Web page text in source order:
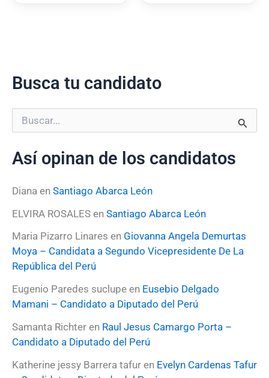
Busca tu candidato
u
c
p
r
:
Así opinan de los candidatos
Diana en Santiago Abarca León
ELVIRA ROSALES en Santiago Abarca León
Maria Pizarro Linares en Giovanna Angela Demurtas
Moya – Candidata a Segundo Vicepresidente De La
República del Perú
Eugenio Paredes suclupe en Eusebio Delgado
Mamani – Candidato a Diputado del Perú
Samanta Richter en Raul Jesus Camargo Porta –
Candidato a Diputado del Perú
Katherine jessy Barrera tafur en Evelyn Cardenas Tafur